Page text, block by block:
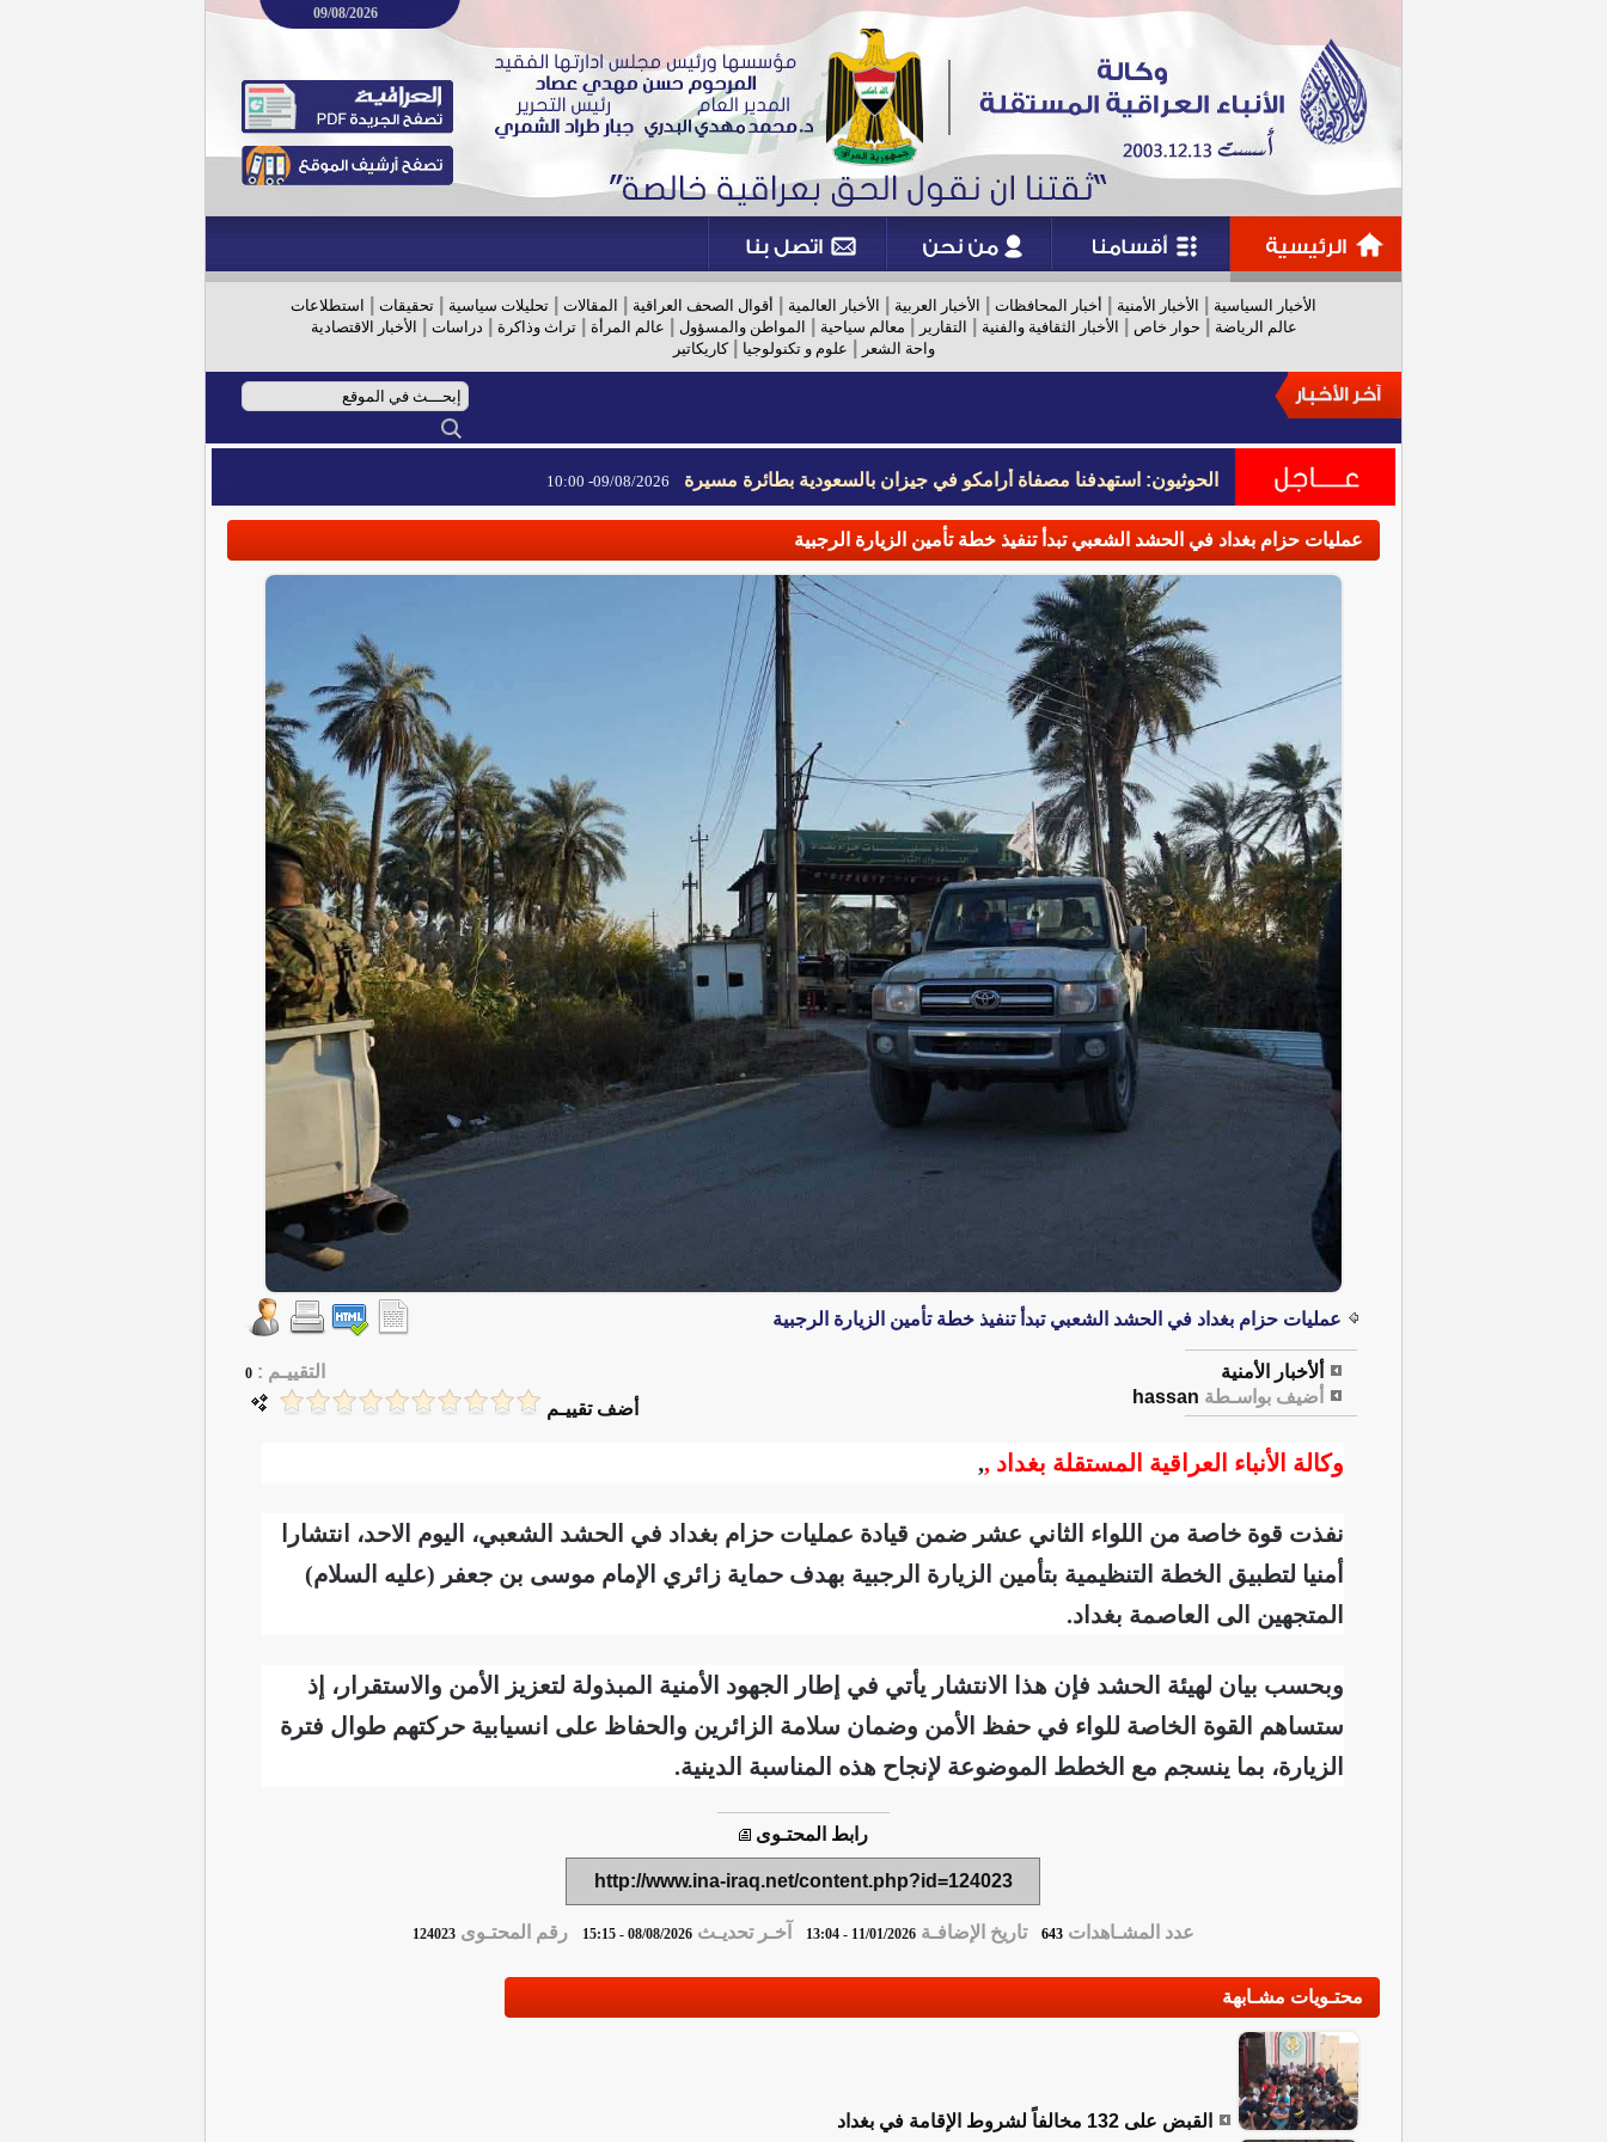
09/08/2026
الأخبار السياسية الأخبار الأمنية أخبار المحافظات الأخبار العربية الأخبار العالمية أقوال الصحف العراقية المقالات تحليلات سياسية تحقيقات
استطلاعات
عالم الرياضة
حوار خاص الأخبار الثقافية والفنية التقارير معالم سياحية المواطن والمسؤول عالم المرأة |تراث وذاكرة دراسات
الأخبار الاقتصادية
واحة الشعر
علوم و تكنولوجيا |كاريكاتير
الحوثيون: استهدفنا مصفاة أرامكو في جيزان بالسعودية بطائرة مسيرة 09/08/2026- 10:00
الحوثيون: استهدفنا مصفاة أرامكو في جيزان بالسعودية بطائرة مسيرة 09/08/2026- 10:00
عمليات حزام بغداد في الحشد الشعبي تبدأ تنفيذ خطة تأمين الزيارة الرجبية
عمليات حزام بغداد في الحشد الشعبي تبدأ تنفيذ خطة تأمين الزيارة الرجبية
ألأخبار الأمنية التقييـم : 0
أضيف بواسـطة hassan
أضف تقييـم
وكالة الأنباء العراقية المستقلة بغداد ,,
نفذت قوة خاصة من اللواء الثاني عشر ضمن قيادة عمليات حزام بغداد في الحشد الشعبي، اليوم الاحد، انتشارا
أمنيا لتطبيق الخطة التنظيمية بتأمين الزيارة الرجبية بهدف حماية زائري الإمام موسى بن جعفر (عليه السلام)
المتجهين الى العاصمة بغداد.
وبحسب بيان لهيئة الحشد فإن هذا الانتشار يأتي في إطار الجهود الأمنية المبذولة لتعزيز الأمن والاستقرار، إذ
ستساهم القوة الخاصة للواء في حفظ الأمن وضمان سلامة الزائرين والحفاظ على انسيابية حركتهم طوال فترة
الزيارة، بما ينسجم مع الخطط الموضوعة لإنجاح هذه المناسبة الدينية.
رابط المحتـوى
http://www.ina-iraq.net/content.php?id=124023
عدد المشـاهدات643 تاريخ الإضافـة11/01/2026 - 13:04 آخـر تحديـث08/08/2026 - 15:15 رقم المحتـوى124023
محتـويات مشـابهة
القبض على 132 مخالفاً لشروط الإقامة في بغداد